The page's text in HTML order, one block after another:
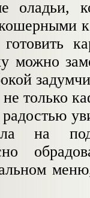
оладьи,
можно
не только
на